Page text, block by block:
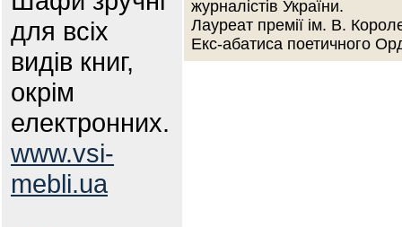
для всіх
видів книг,
окрім
електронних.
www.vsi-
mebli.ua
журналістів України.
Лауреат премії ім. В.
Екс-абатиса поетичного